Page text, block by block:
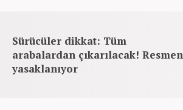
Sürücüler dikkat: Tüm
arabalardan çıkarılacak! Resmen
yasaklanıyor